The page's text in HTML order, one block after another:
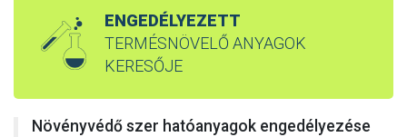
ENGEDÉLYEZETT
TERMÉSNÖVELŐ ANYAGOK
KERESŐJE
Növényvédő szer hatóanyagok engedélyezése